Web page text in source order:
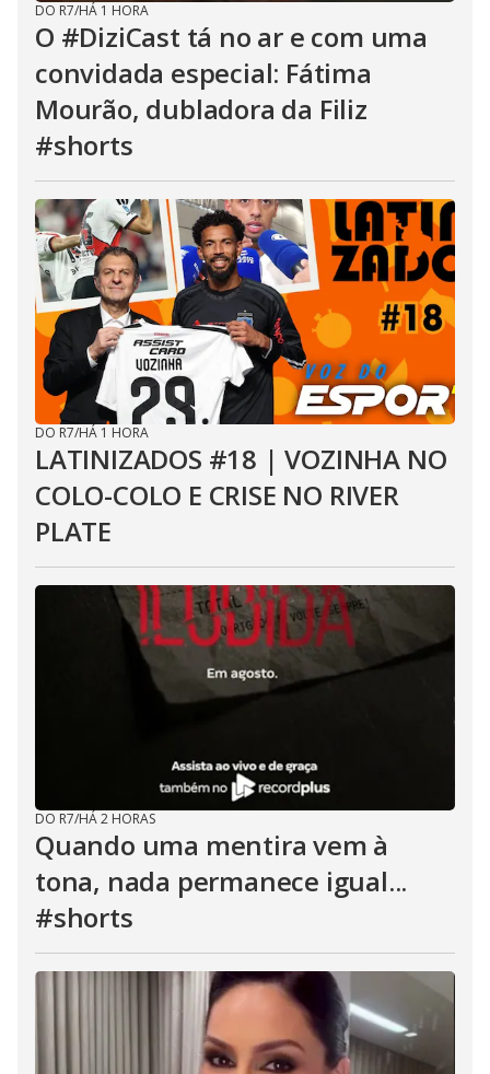
DO R7/HÁ 1 HORA
O #DiziCast tá no ar e com uma
convidada especial: Fátima
Mourão, dubladora da Filiz
#shorts
DO R7/HÁ 1 HORA
LATINIZADOS #18 | VOZINHA NO
COLO-COLO E CRISE NO RIVER
PLATE
DO R7/HÁ 2 HORAS
Quando uma mentira vem à
tona, nada permanece igual...
#shorts